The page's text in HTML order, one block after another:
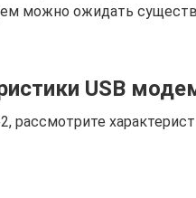
можно ожидать
USB
рассмотрите